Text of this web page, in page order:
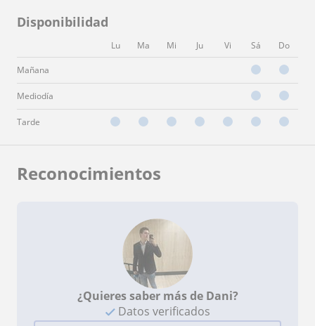
Disponibilidad
Lu Ma Mi Ju Vi Sá Do
Mañana
Mediodía
Tarde
Reconocimientos
¿Quieres saber más de Dani?
Datos verificados